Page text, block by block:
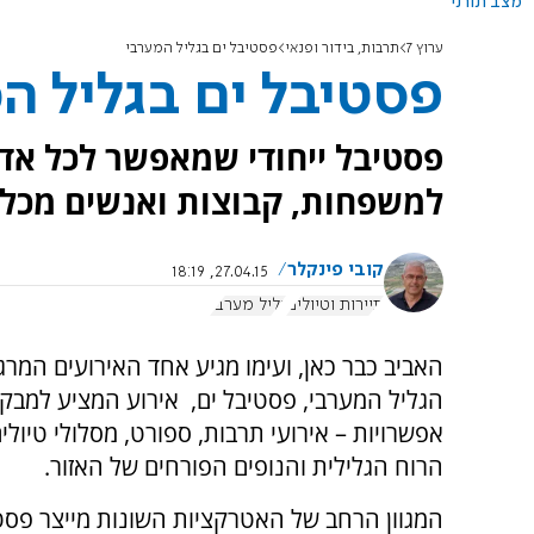
ערוץ 7 תרבות, בידור ופנאי פסטיבל ים בגליל המערבי
פסטיבל ים בגליל
פסטיבל ייחודי שמאפשר לכל
למשפחות, קבוצות ואנשים מכל
קובי פינקלר
27.04.15, 18:19
תיירות וטיולים גליל מערבי
האביב כבר כאן, ועימו מגיע אחד האירועים
הגליל המערבי, פסטיבל ים, אירוע המציע
אפשרויות – אירועי תרבות, ספורט, מסלולי
הרוח הגלילית והנופים הפורחים של האזור.
המגוון הרחב של האטרקציות השונות מייצר